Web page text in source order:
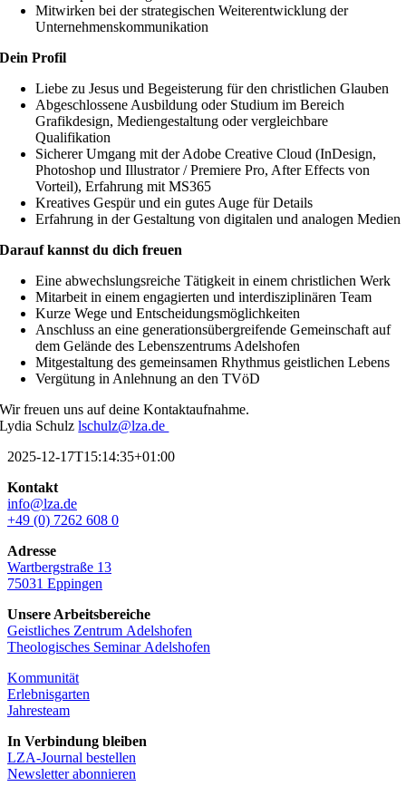
Mitwirken bei der strategischen Weiterentwicklung der
Unternehmenskommunikation
Dein Profil
Liebe zu Jesus und Begeisterung für den christlichen Glauben
Abgeschlossene Ausbildung oder Studium im Bereich
Grafikdesign, Mediengestaltung oder vergleichbare
Qualifikation
Sicherer Umgang mit der Adobe Creative Cloud (InDesign,
Photoshop und Illustrator / Premiere Pro, After Effects von
Vorteil), Erfahrung mit MS365
Kreatives Gespür und ein gutes Auge für Details
Erfahrung in der Gestaltung von digitalen und analogen Medien
Darauf kannst du dich freuen
Eine abwechslungsreiche Tätigkeit in einem christlichen Werk
Mitarbeit in einem engagierten und interdisziplinären Team
Kurze Wege und Entscheidungsmöglichkeiten
Anschluss an eine generationsübergreifende Gemeinschaft auf
dem Gelände des Lebenszentrums Adelshofen
Mitgestaltung des gemeinsamen Rhythmus geistlichen Lebens
Vergütung in Anlehnung an den TVöD
Wir freuen uns auf deine Kontaktaufnahme.
Lydia Schulzlschulz@lza.de
2025-12-17T15:14:35+01:00
Kontakt
info@lza.de
+49 (0) 7262 608 0
Adresse
Wartbergstraße 13
75031 Eppingen
Unsere Arbeitsbereiche
Geistliches Zentrum Adelshofen
Theologisches Seminar Adelshofen
Kommunität
Erlebnisgarten
Jahresteam
In Verbindung bleiben
LZA-Journal bestellen
Newsletter abonnieren